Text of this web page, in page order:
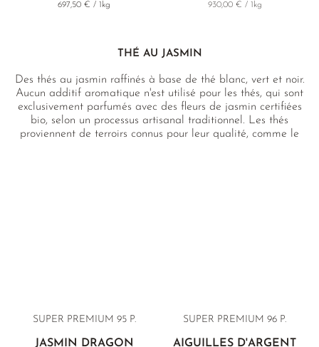
697,50 € / 1kg 930,00 € / 1kg
THÉ AU JASMIN
Des thés au jasmin raffinés à base de thé blanc, vert et noir.
Aucun additif aromatique n'est utilisé pour les thés, qui sont
exclusivement parfumés avec des fleurs de jasmin certifiées
bio, selon un processus artisanal traditionnel. Les thés
proviennent de terroirs connus pour leur qualité, comme le
SUPER PREMIUM 95 P.
JASMIN DRAGON
SUPER PREMIUM 96 P.
AIGUILLES D'ARGENT